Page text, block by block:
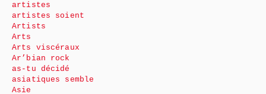
artistes
artistes soient
Artists
Arts
Arts viscéraux
Ar’bian rock
as-tu décidé
asiatiques semble
Asie